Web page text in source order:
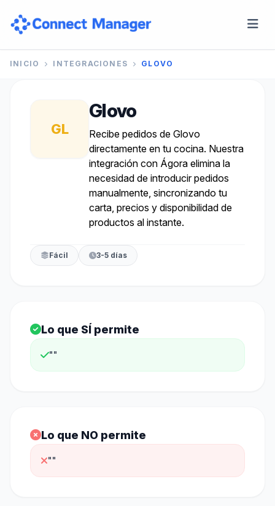
INICIO INTEGRACIONES GLOVO
GL
Glovo
Recibe pedidos de Glovo
directamente en tu cocina. Nuestra
integración con Ágora elimina la
necesidad de introducir pedidos
manualmente, sincronizando tu
carta, precios y disponibilidad de
productos al instante.
Fácil 3-5 días
Lo que SÍ permite
""
Lo que NO permite
""